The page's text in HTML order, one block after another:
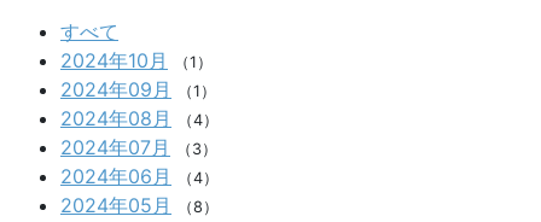
すべて
2024年10月
（1）
2024年09月 （1）
2024年08月 （4）
2024年07月 （3）
2024年06月 （4）
2024年05月 （8）